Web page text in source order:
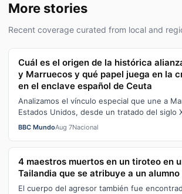
More stories
Recent coverage curated from local and
Cuál es el origen de la histórica
y Marruecos y qué papel juega en la
en el enclave español de Ceuta
Analizamos el vínculo especial que une a
Estados Unidos, desde un tratado del siglo
alianza estratégica que defin…
BBC MundoAug 7Nacional
4 maestros muertos en un tiroteo en
Tailandia que se atribuye a un alumno
El cuerpo del agresor también fue